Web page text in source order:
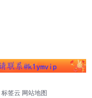
标签云 网站地图